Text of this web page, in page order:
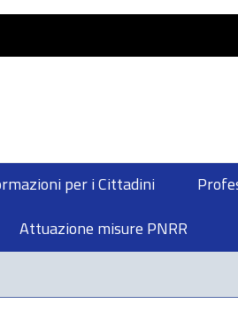
per i Cittadini
Attuazione misure PNRR